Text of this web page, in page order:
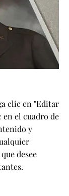
clic en "Editar
en el cuadro de
y
desee